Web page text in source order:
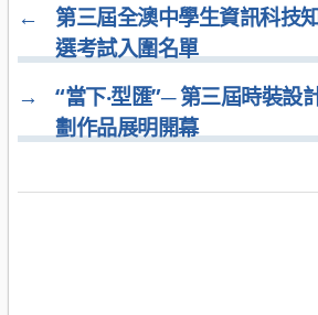
←
第三屆全澳中學生資訊科技
選考試入圍名單
→
“當下‧型匯”─ 第三屆時裝設
劃作品展明開幕